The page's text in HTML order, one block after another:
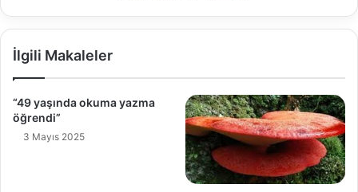
İlgili Makaleler
“49 yaşında okuma yazma
öğrendi”
3 Mayıs 2025